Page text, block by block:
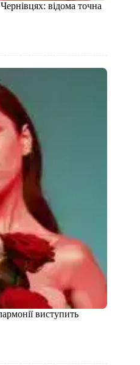
відома точна
виступить